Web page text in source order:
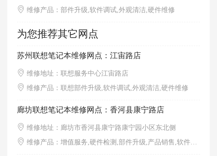
维修产品：部件升级,软件调试,外观清洁,硬件维修
为您推荐其它网点
苏州联想笔记本维修网点：江宙路店
维修地址：联想服务中心江宙路店
维修产品：联想部件升级,软件调试,外观清洁,硬件维修
廊坊联想笔记本维修网点：香河县康宁路店
维修地址：廊坊市香河县康宁路康宁园小区东北侧
维修产品：增值服务,硬件检测,部件升级,产品销售,软件调试,外观清洁